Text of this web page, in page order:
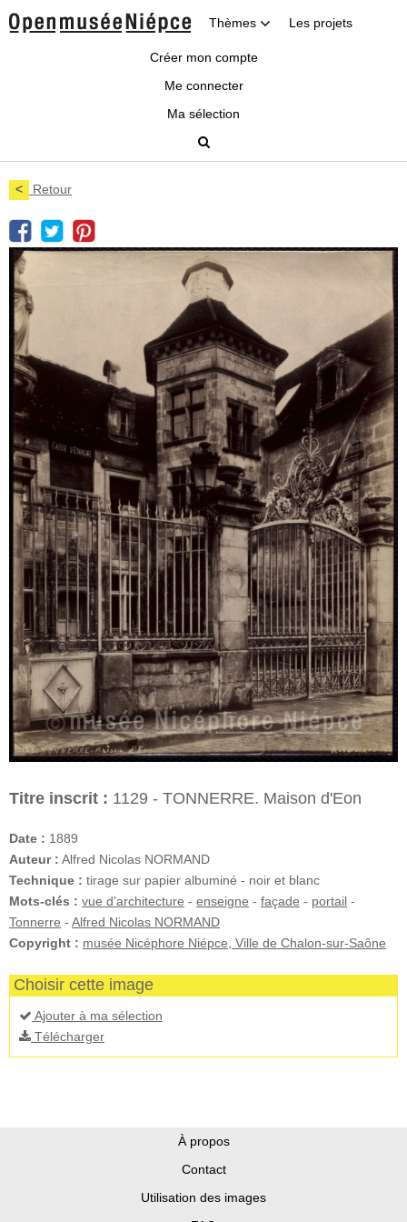
Thèmes Les projets
Créer mon compte
Me connecter
Ma sélection
< Retour
Titre inscrit : 1129 - TONNERRE. Maison d'Eon
Date : 1889
Auteur : Alfred Nicolas NORMAND
Technique : tirage sur papier albuminé - noir et blanc
Mots-clés : vue d'architecture - enseigne - façade - portail -
Tonnerre - Alfred Nicolas NORMAND
Copyright : musée Nicéphore Niépce, Ville de Chalon-sur-Saône
Choisir cette image
Ajouter à ma sélection
Télécharger
À propos
Contact
Utilisation des images